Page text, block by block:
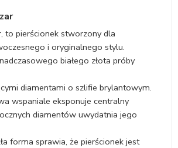
to pierścionek stworzony dla
i oryginalnego stylu.
białego złota próby
diamentami o szlifie brylantowym.
wspaniale eksponuje centralny
diamentów uwydatnia jego
forma sprawia, że pierścionek jest